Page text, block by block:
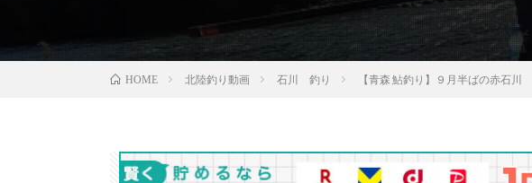
HOME 北陸釣り動画 石川 釣り 【青森 鮎釣り】９月半ばの赤石川